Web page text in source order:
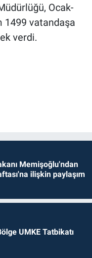
Ocak-
1499 vatandaşa
verdi.
Memişoğlu'ndan
ilişkin paylaşım
UMKE Tatbikatı